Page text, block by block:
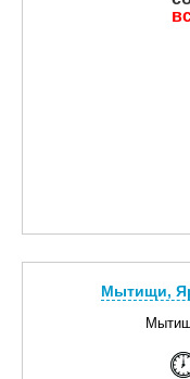
Мытищи,